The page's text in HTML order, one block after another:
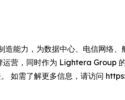
能力，为数据中心、电信网络
营，同时作为 Lightera Group
。 如需了解更多信息，请访问